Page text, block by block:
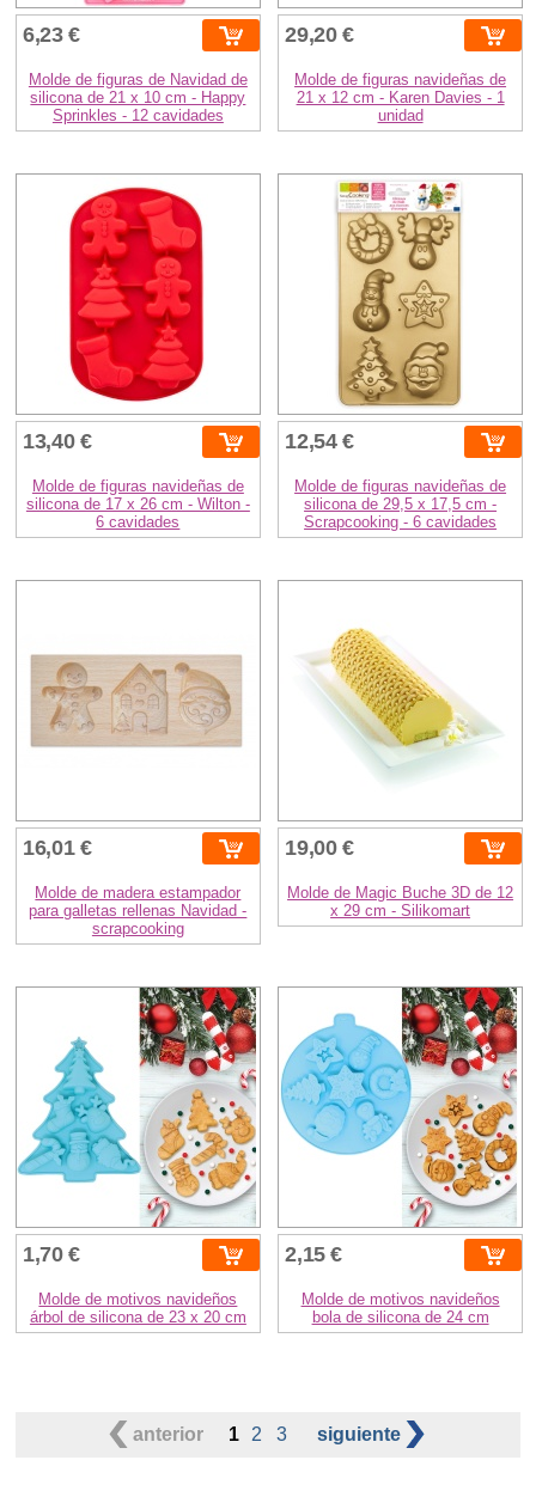
6,23 €
Molde de figuras de Navidad de
silicona de 21 x 10 cm - Happy
Sprinkles - 12 cavidades
29,20 €
Molde de figuras navideñas de
21 x 12 cm - Karen Davies - 1
unidad
13,40 €
Molde de figuras navideñas de
silicona de 17 x 26 cm - Wilton -
6 cavidades
12,54 €
Molde de figuras navideñas de
silicona de 29,5 x 17,5 cm -
Scrapcooking - 6 cavidades
16,01 €
Molde de madera estampador
para galletas rellenas Navidad -
scrapcooking
19,00 €
Molde de Magic Buche 3D de 12
x 29 cm - Silikomart
1,70 €
Molde de motivos navideños
árbol de silicona de 23 x 20 cm
2,15 €
Molde de motivos navideños
bola de silicona de 24 cm
anterior 1 2 3 siguiente